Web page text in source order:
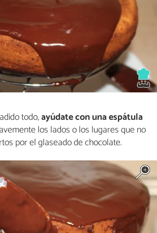
todo,ayúdate con una espátula
los lados o los lugares que no
por el glaseado de chocolate.